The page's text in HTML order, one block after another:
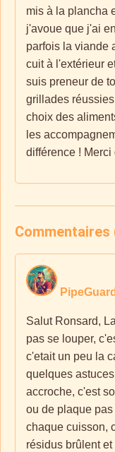
mis à la plancha
j'avoue que j'ai
parfois la viande
cuit à l'extérieur
suis preneur de
grillades
choix des
les
différence !
Commentaires
PipeGuard
Salut Ronsard,
pas se louper,
c'etait un peu la
quelques
accroche, c'est
ou de plaque
chaque cuisson,
résidus brûlent